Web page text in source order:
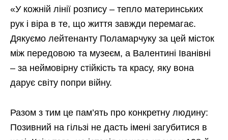
«У кожній лінії розпису – тепло материнських
рук і віра в те, що життя завжди перемагає.
Дякуємо лейтенанту Поламарчуку за цей місток
між передовою та музеєм, а Валентині Іванівні
– за неймовірну стійкість та красу, яку вона
дарує світу попри війну.
Разом з тим це пам’ять про конкретну людину:
Позивний на гільзі не дасть імені загубитися в